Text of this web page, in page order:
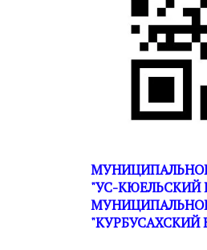
"УС-КЮЕЛЬСКИЙ
"КУРБУСАХСКИЙ